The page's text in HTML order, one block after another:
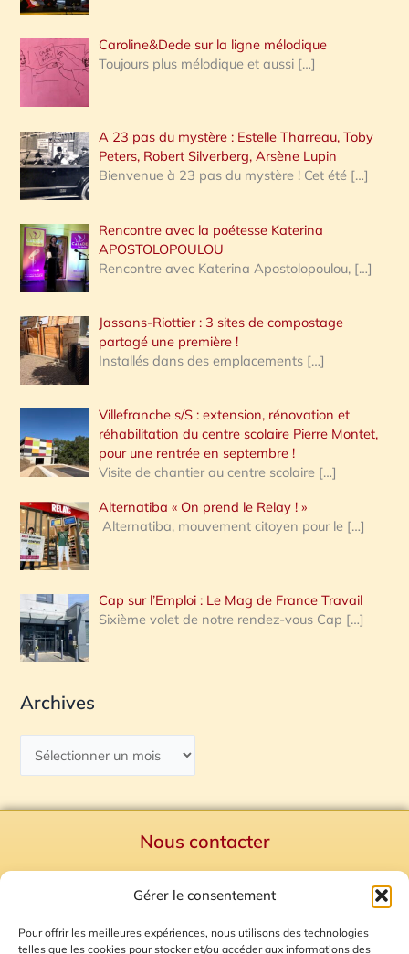
Gérer le consentement
Pour offrir les meilleures expériences, nous utilisons des technologies
telles que les cookies pour stocker et/ou accéder aux informations des
Caroline&Dede sur la ligne mélodique
Toujours plus mélodique et aussi […]
A 23 pas du mystère : Estelle Tharreau, Toby
Peters, Robert Silverberg, Arsène Lupin
Bienvenue à 23 pas du mystère ! Cet été […]
Rencontre avec la poétesse Katerina
APOSTOLOPOULOU
Rencontre avec Katerina Apostolopoulou, […]
Jassans-Riottier : 3 sites de compostage
partagé une première !
Installés dans des emplacements […]
Villefranche s/S : extension, rénovation et
réhabilitation du centre scolaire Pierre Montet,
pour une rentrée en septembre !
Visite de chantier au centre scolaire […]
Alternatiba « On prend le Relay ! »
Alternatiba, mouvement citoyen pour le […]
Cap sur l’Emploi : Le Mag de France Travail
Sixième volet de notre rendez-vous Cap […]
Archives
Nous contacter
Mentions Légales
Plan du site